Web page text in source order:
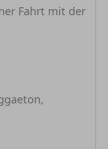
Fahrt mit der